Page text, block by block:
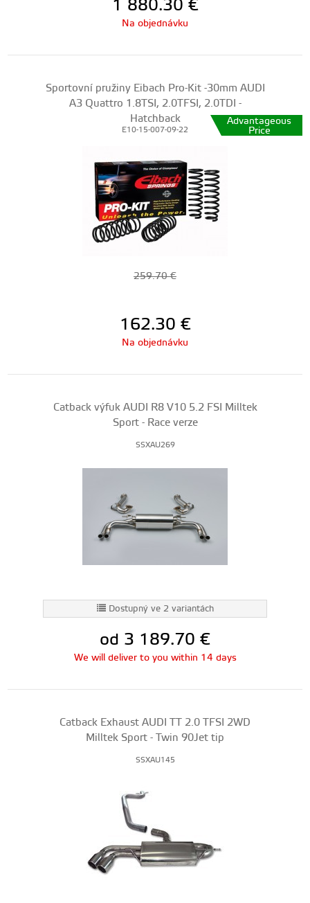
1 880.30 €
Na objednávku
Sportovní pružiny Eibach Pro-Kit -30mm AUDI
A3 Quattro 1.8TSI, 2.0TFSI, 2.0TDI -
Hatchback
E10-15-007-09-22
Advantageous
Price
259.70€
162.30 €
Na objednávku
Catback výfuk AUDI R8 V10 5.2 FSI Milltek
Sport - Race verze
SSXAU269
Dostupný ve 2 variantách
od 3 189.70 €
We will deliver to you within 14 days
Catback Exhaust AUDI TT 2.0 TFSI 2WD
Milltek Sport - Twin 90Jet tip
SSXAU145